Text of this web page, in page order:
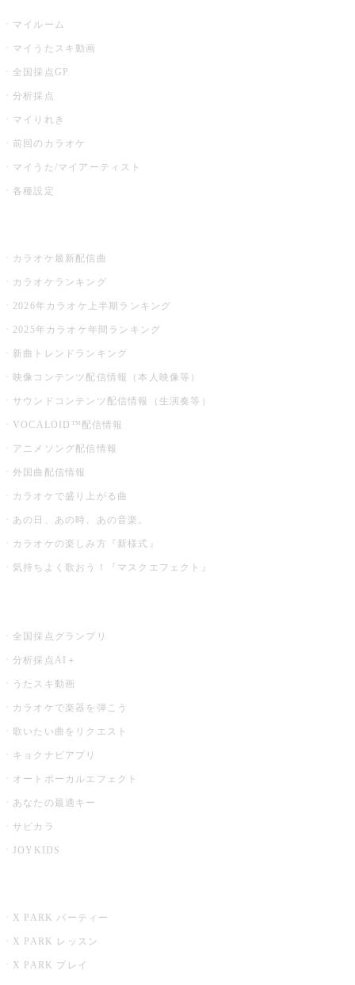
マイルーム
マイうたスキ動画
全国採点GP
分析採点
マイりれき
前回のカラオケ
マイうた/マイアーティスト
各種設定
カラオケ最新配信曲
カラオケランキング
2026年カラオケ上半期ランキング
2025年カラオケ年間ランキング
新曲トレンドランキング
映像コンテンツ配信情報（本人映像等）
サウンドコンテンツ配信情報（生演奏等）
VOCALOID™配信情報
アニメソング配信情報
外国曲配信情報
カラオケで盛り上がる曲
あの日、あの時、あの音楽。
カラオケの楽しみ方『新様式』
気持ちよく歌おう！『マスクエフェクト』
全国採点グランプリ
分析採点AI＋
うたスキ動画
カラオケで楽器を弾こう
歌いたい曲をリクエスト
キョクナビアプリ
オートボーカルエフェクト
あなたの最適キー
サビカラ
JOYKIDS
X PARK パーティー
X PARK レッスン
X PARK プレイ